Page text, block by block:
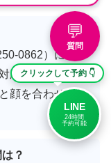
0862）に立
応。あなただけ
顔を合わせない
？
💬
質問
クリックして予約 👇
LINE
24時間
予約可能